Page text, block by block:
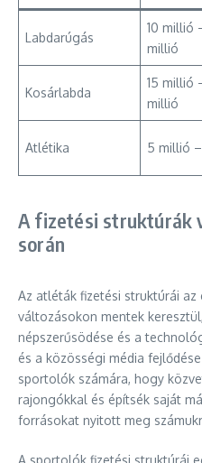
Labdarúgás
10 millió
millió
Kosárlabda
15 millió
millió
Atlétika 5 millió
A fizetési struktúrák
során
Az atléták fizetési struktúrái
változásokon mentek
népszerűsödése és a
és a közösségi média
sportolók számára, hogy
rajongókkal és építsék saját
forrásokat nyitott meg
A sportolók fizetési struktúrái